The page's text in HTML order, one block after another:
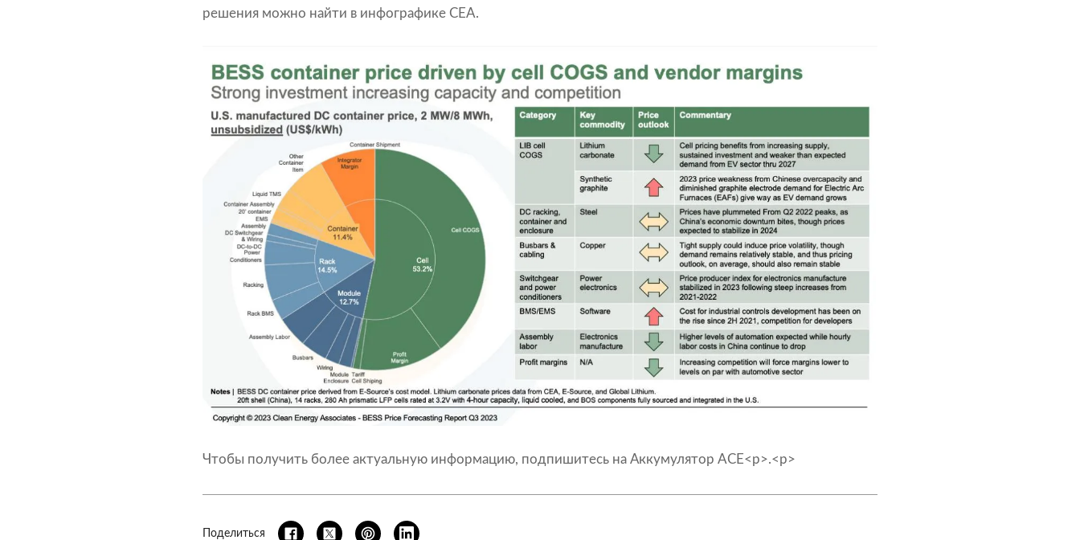
решения можно найти в инфографике CEA.
Чтобы получить более актуальную информацию, подпишитесь на Аккумулятор ACE<р>.<р>
Поделиться